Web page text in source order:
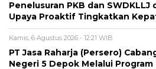
Penelusuran PKB dan
Upaya Proaktif Tingkatkan
Kamis, 6 Agustus 2026 - 12:21 WIB
PT Jasa Raharja (Persero)
Negeri 5 Depok Melalui Program